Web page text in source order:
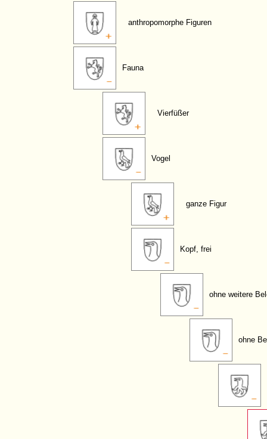
anthropomorphe Figuren
Fauna
Vierfüßer
Vogel
ganze Figur
Kopf, frei
ohne weitere
ohne